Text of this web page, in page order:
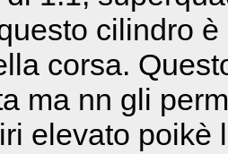
cilindro
corsa.
ma nn gli
elevato poikè